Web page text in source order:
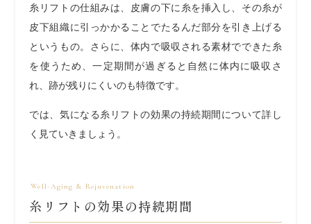
糸リフトの仕組みは、皮膚の下に糸を挿入し、その糸が
皮下組織に引っかかることでたるんだ部分を引き上げる
というもの。さらに、体内で吸収される素材でできた糸
を使うため、一定期間が過ぎると自然に体内に吸収さ
れ、跡が残りにくいのも特徴です。
では、気になる糸リフトの効果の持続期間について詳し
く見ていきましょう。
糸リフトの効果の持続期間